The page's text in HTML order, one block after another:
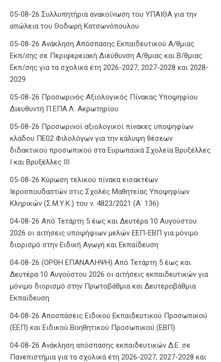
05-08-26 Συλλυπητήρια ανακοίνωση του ΥΠΑΙΘΑ για την
απώλεια του Θοδωρή Κατσωνόπουλου
05-08-26 Ανάκληση Απόσπασης Εκπαιδευτικού Α/θμιας
Εκπ/σης σε Περιφερειακή Διεύθυνση Α/θμιας και Β/θμιας
Εκπ/σης για τα σχολικά έτη 2026-2027, 2027-2028 και 2028-
2029
05-08-26 Προσωρινός Αξιολογικός Πίνακας Υποψηφίου
Διευθυντή Π.ΕΠΑ.Λ. Ακρωτηρίου
05-08-26 Προσωρινοί αξιολογικοί πίνακες υποψηφίων
κλάδου ΠΕ02 Φιλολόγων για την κάλυψη θέσεων
διδακτικού προσωπικού στα Ευρωπαϊκά Σχολεία Βρυξέλλες
Ι και Βρυξέλλες ΙΙΙ
05-08-26 Κύρωση τελικού πίνακα εισακτέων
Ιεροσπουδαστών στις Σχολές Μαθητείας Υποψηφίων
Κληρικών (Σ.Μ.Υ.Κ.) του ν. 4823/2021 (Α΄ 136)
04-08-26 Από Τετάρτη 5 έως και Δευτέρα 10 Αυγούστου
2026 οι αιτήσεις υποψήφιων μελών ΕΕΠ-ΕΒΠ για μόνιμο
διορισμό στην Ειδική Αγωγή και Εκπαίδευση
04-08-26 (ΟΡΘΗ ΕΠΑΝΑΛΗΨΗ) Από Τετάρτη 5 έως και
Δευτέρα 10 Αυγούστου 2026 οι αιτήσεις εκπαιδευτικών για
μόνιμο διορισμό στην Πρωτοβάθμια και Δευτεροβάθμια
Εκπαίδευση
04-08-26 Αποσπάσεις Ειδικού Εκπαιδευτικού Προσωπικού
(ΕΕΠ) και Ειδικού Βοηθητικού Προσωπικού (ΕΒΠ)
04-08-26 Ανάκληση απόσπασης εκπαιδευτικών Δ.Ε. σε
Πανεπιστήμια για τα σχολικά έτη 2026-2027, 2027-2028 και